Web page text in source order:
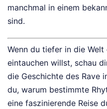
manchmal in einem
sind.
Wenn du tiefer in die
eintauchen willst, schau
die Geschichte des Rave
du, warum bestimmte
eine faszinierende Reise